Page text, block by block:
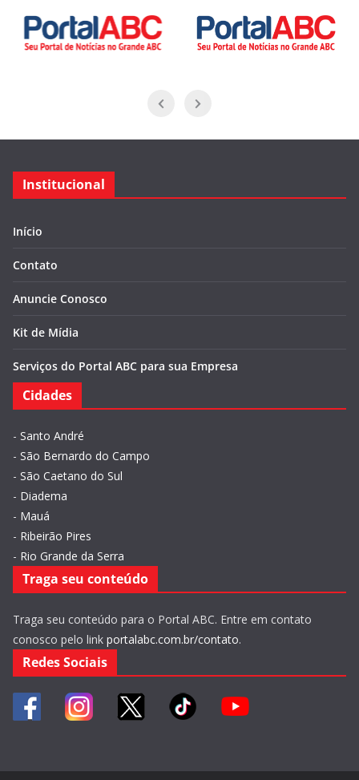
Institucional
Início
Contato
Anuncie Conosco
Kit de Mídia
Serviços do Portal ABC para sua Empresa
Cidades
- Santo André
- São Bernardo do Campo
- São Caetano do Sul
- Diadema
- Mauá
- Ribeirão Pires
- Rio Grande da Serra
Traga seu conteúdo
Traga seu conteúdo para o Portal ABC. Entre em contato
conosco pelo link portalabc.com.br/contato.
Redes Sociais